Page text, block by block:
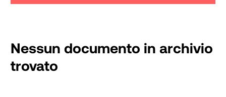
Nessun documento in archivio
trovato